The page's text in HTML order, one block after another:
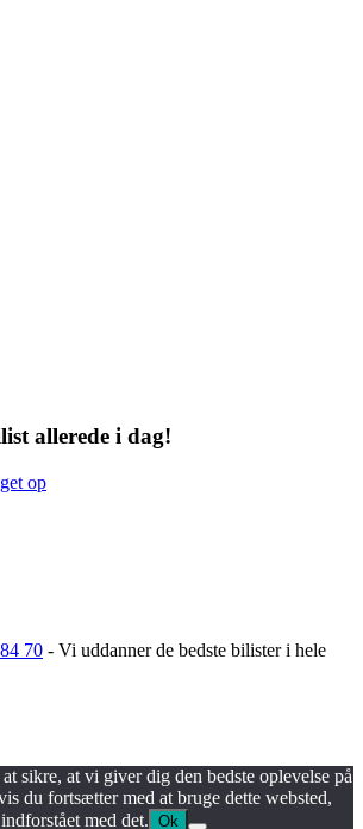
allerede i dag!
op
70 - Vi uddanner de bedste bilister i hele
sikre, at vi giver dig den bedste oplevelse på
du fortsætter med at bruge dette websted,
med det. Ok